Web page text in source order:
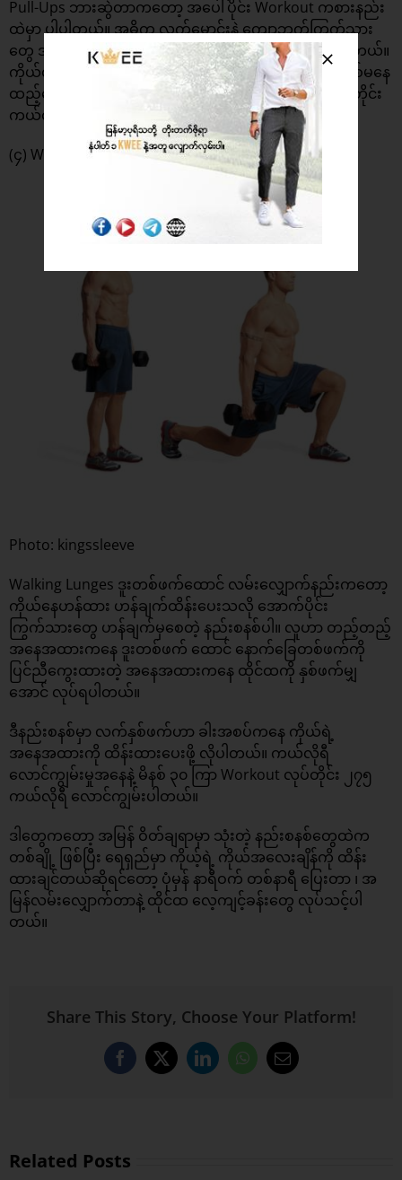
Pull-Ups ဘားဆွဲတာကတော့ အပေါ်ပိုင်း Workout ကစားနည်း
ထဲမှာ ပါပါတယ်။ အဓိက လက်မောင်းနဲ့ ကျောဘက်ကြွက်သား
တွေ အားကောင်းစေတဲ့အပြင် ခါးက အဆီတွေပါ ကျစေပါတယ်။
ကိုယ်လုံးကိုယ်ပေါက် လှစေတဲ့ လေ့ကျင့်ခန်းတွေထဲမှာ မဖြစ်မနေ
ထည့်ပြောရမယ့် လေ့ကျင့်ခန်း ဖြစ်ပြီး ၁၅ မိနစ် ကစားပေးတိုင်း
ကယ်လိုရီ ၆၀ burn ပါတယ်။
(၄) Walking Lunges
Photo: kingssleeve
Walking Lunges ဒူးတစ်ဖက်ထောင် လမ်းလျှောက်နည်းကတော့
ကိုယ်နေဟန်ထား ဟန်ချက်ထိန်းပေးသလို အောက်ပိုင်း
ကြွက်သားတွေ ဟန်ချက်မှစေတဲ့ နည်းစနစ်ပါ။ လူဟာ တည့်တည့်
အနေအထားကနေ ဒူးတစ်ဖက် ထောင် နောက်ခြေတစ်ဖက်ကို
ပြင်ညီကွေးထားတဲ့ အနေအထားကနေ ထိုင်ထကို နှစ်ဖက်မျှ
အောင် လုပ်ရပါတယ်။
ဒီနည်းစနစ်မှာ လက်နှစ်ဖက်ဟာ ခါးအစပ်ကနေ ကိုယ်ရဲ့
အနေအထားကို ထိန်းထားပေးဖို့ လိုပါတယ်။ ကယ်လိုရီ
လောင်ကျွမ်းမှုအနေနဲ့ မိနစ် ၃၀ ကြာ Workout လုပ်တိုင်း ၂၇၅
ကယ်လိုရီ လောင်ကျွမ်းပါတယ်။
ဒါတွေကတော့ အမြန် ဝိတ်ချရာမှာ သုံးတဲ့ နည်းစနစ်တွေထဲက
တစ်ချို့ ဖြစ်ပြီး ရေရှည်မှာ ကိုယ့်ရဲ့ ကိုယ်အလေးချိန်ကို ထိန်း
ထားချင်တယ်ဆိုရင်တော့ ပုံမှန် နာရီဝက် တစ်နာရီ ပြေးတာ ၊ အ
မြန်လမ်းလျှောက်တာနဲ့ ထိုင်ထ လေ့ကျင့်ခန်းတွေ လုပ်သင့်ပါ
တယ်။
Share This Story, Choose Your Platform!
Facebook
X LinkedInWhatsApp
Email
Related Posts